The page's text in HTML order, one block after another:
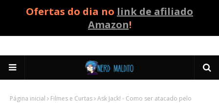
Ofertas do dia no link de afiliado
Amazon!
Página inicial Filmes e Curtas Ask Jack! - Como ser atacado pelo